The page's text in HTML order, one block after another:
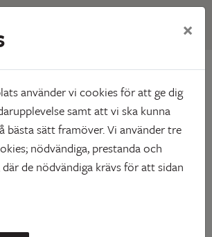
just nu Nygatan
×
använder vi cookies för att ge dig
samt att vi ska kunna
bästa sätt framöver. Vi använder tre
nödvändiga, prestanda och
de nödvändiga krävs för att sidan